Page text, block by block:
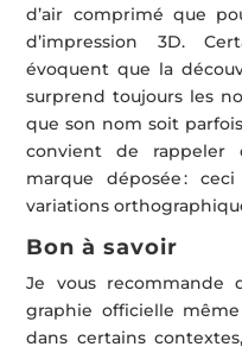
d’air comprimé que
d’impression 3D.
évoquent que la
surprend toujours les
que son nom soit
convient de rappeler
marque déposée :
variations
Bon à savoir
Je vous recommande
graphie officielle même
dans certains